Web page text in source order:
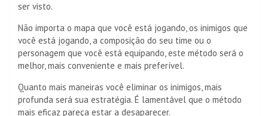
ser visto.
Não importa o mapa que você está jogando, os inimigos que
você está jogando, a composição do seu time ou o
personagem que você está equipando, este método será o
melhor, mais conveniente e mais preferível.
Quanto mais maneiras você eliminar os inimigos, mais
profunda será sua estratégia. É lamentável que o método
mais eficaz pareça estar a desaparecer.